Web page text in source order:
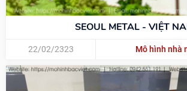
SEOUL METAL - VIỆT
22/02/2323 Mô hình nhà